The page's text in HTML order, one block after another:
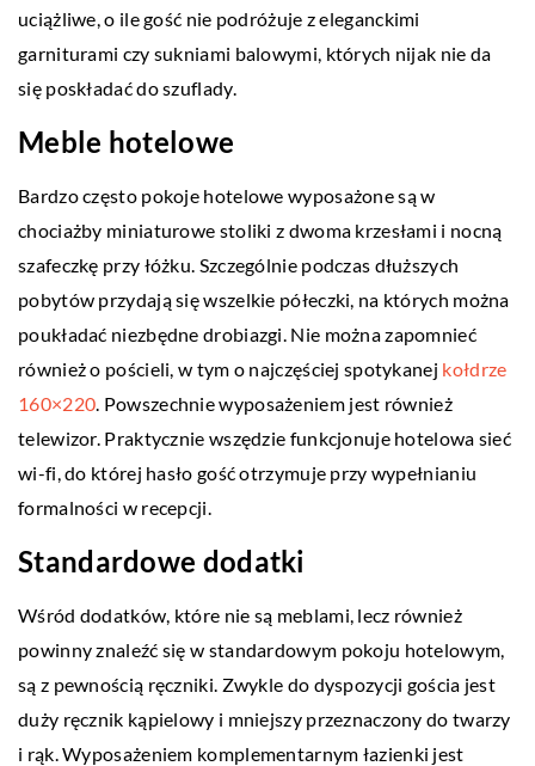
uciążliwe, o ile gość nie podróżuje z eleganckimi
garniturami czy sukniami balowymi, których nijak nie da
się poskładać do szuflady.
Meble hotelowe
Bardzo często pokoje hotelowe wyposażone są w
chociażby miniaturowe stoliki z dwoma krzesłami i nocną
szafeczkę przy łóżku. Szczególnie podczas dłuższych
pobytów przydają się wszelkie półeczki, na których można
poukładać niezbędne drobiazgi. Nie można zapomnieć
również o pościeli, w tym o najczęściej spotykanej kołdrze
160×220 . Powszechnie wyposażeniem jest również
telewizor. Praktycznie wszędzie funkcjonuje hotelowa sieć
wi-fi, do której hasło gość otrzymuje przy wypełnianiu
formalności w recepcji.
Standardowe dodatki
Wśród dodatków, które nie są meblami, lecz również
powinny znaleźć się w standardowym pokoju hotelowym,
są z pewnością ręczniki. Zwykle do dyspozycji gościa jest
duży ręcznik kąpielowy i mniejszy przeznaczony do twarzy
i rąk. Wyposażeniem komplementarnym łazienki jest